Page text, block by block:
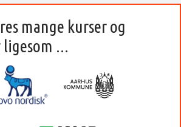
mange kurser og
...